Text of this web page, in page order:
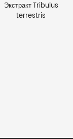
Экстракт Tribulus
terrestris